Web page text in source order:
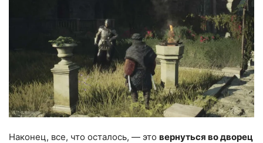
Наконец, все, что осталось, — это вернуться во дворец